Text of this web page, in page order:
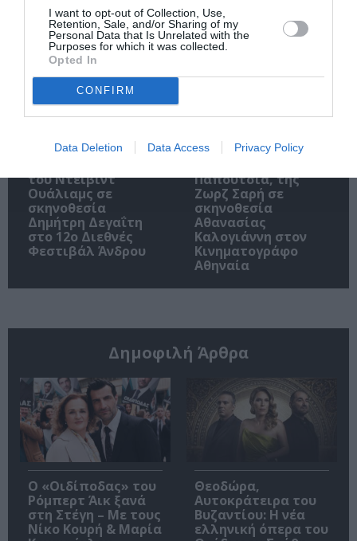
I want to opt-out of Collection, Use,
Retention, Sale, and/or Sharing of my
Personal Data that Is Unrelated with the
Purposes for which it was collected.
Opted In
CONFIRM
Data Deletion Data Access Privacy Policy
Φεστιβάλ Ολύμπου
2026
του Ντέιβιντ
Ουάλιαμς σε
σκηνοθεσία
Δημήτρη Δεγαΐτη
στο 12ο Διεθνές
Φεστιβάλ Άνδρου
Παπούτσια, της
Ζωρζ Σαρή σε
σκηνοθεσία
Αθανασίας
Καλογιάννη στον
Κινηματογράφο
Αθηναία
Δημοφιλή Άρθρα
O «Οιδίποδας» του
Ρόμπερτ Άικ ξανά
στη Στέγη – Με τους
Νίκο Κουρή & Μαρία
Θεοδώρα,
Αυτοκράτειρα του
Βυζαντίου: Η νέα
ελληνική όπερα του